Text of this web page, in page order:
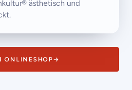
ästhetisch und
ONLINESHOP→